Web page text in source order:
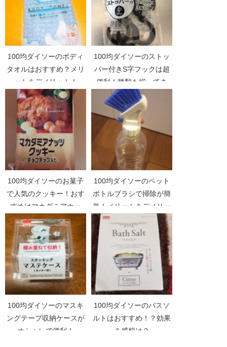
100均ダイソーのボディ
タオルはおすすめ？メリ
ット＆デメリット！
100均ダイソーのストッ
パー付きS字フックは超
便利！種類も揃ってま
す！
100均ダイソーのお菓子
で人気のクッキー！おす
すめはマカダミアナッ
ツ！
100均ダイソーのペット
ボトルブラシで掃除が簡
単！メリット＆デメリッ
100均ダイソーのマスキ
ングテープ収納ケースが
オシャレで便利！
100均ダイソーのバスソ
ルトはおすすめ！？効果
＆感想は？